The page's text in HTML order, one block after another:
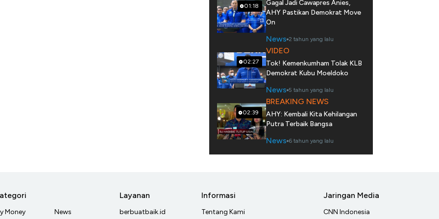
01:18
Gagal Jadi Cawapres Anies,
AHY Pastikan Demokrat Move
On
News 2 tahun yang lalu
02:27
VIDEO
Tok! Kemenkumham Tolak KLB
Demokrat Kubu Moeldoko
News 5 tahun yang lalu
02:39
BREAKING NEWS
AHY: Kembali Kita Kehilangan
Putra Terbaik Bangsa
News 6 tahun yang lalu
Money News
Layanan
berbuatbaik.id
Informasi
Tentang Kami
Jaringan Media
CNN Indonesia